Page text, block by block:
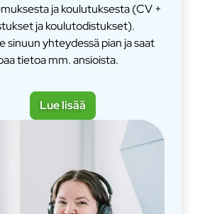
ja koulutuksesta (CV +
ja koulutodistukset).
sinuun yhteydessä pian ja saat
tietoa mm. ansioista.
Lue lisää